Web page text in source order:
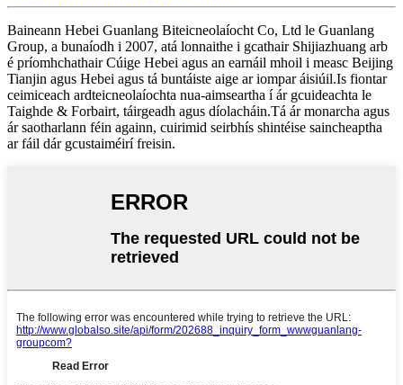
Baineann Hebei Guanlang Biteicneolaíocht Co, Ltd le Guanlang
Group, a bunaíodh i 2007, atá lonnaithe i gcathair Shijiazhuang arb
é príomhchathair Cúige Hebei agus an earnáil mhoil i measc Beijing
Tianjin agus Hebei agus tá buntáiste aige ar iompar áisiúil.Is fiontar
ceimiceach ardteicneolaíochta nua-aimseartha í ár gcuideachta le
Taighde & Forbairt, táirgeadh agus díolacháin.Tá ár monarcha agus
ár saotharlann féin againn, cuirimid seirbhís shintéise saincheaptha
ar fáil dár gcustaiméirí freisin.